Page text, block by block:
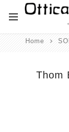
Home
Thom